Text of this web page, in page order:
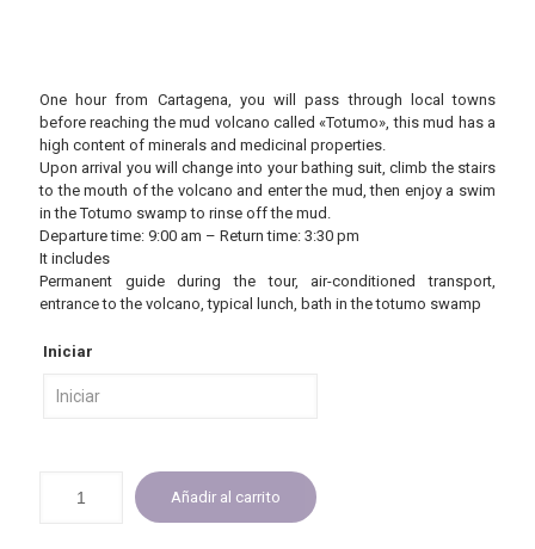
One hour from Cartagena, you will pass through local towns
before reaching the mud volcano called «Totumo», this mud has a
high content of minerals and medicinal properties.
Upon arrival you will change into your bathing suit, climb the stairs
to the mouth of the volcano and enter the mud, then enjoy a swim
in the Totumo swamp to rinse off the mud.
Departure time: 9:00 am – Return time: 3:30 pm
It includes
Permanent guide during the tour, air-conditioned transport,
entrance to the volcano, typical lunch, bath in the totumo swamp
Iniciar
Añadir al carrito